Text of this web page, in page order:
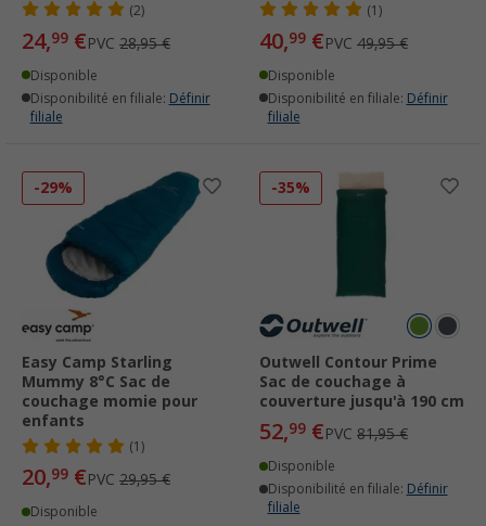
(2)
24,99 €PVC 28,95 €
Disponible
Disponibilité en filiale: Définir
filiale
(1)
40,99 €PVC 49,95 €
Disponible
Disponibilité en filiale: Définir
filiale
-29%
Easy Camp Starling
Mummy 8°C Sac de
couchage momie pour
enfants
(1)
20,99 €PVC 29,95 €
Disponible
-35%
Outwell Contour Prime
Sac de couchage à
couverture jusqu'à 190 cm
52,99 €PVC 81,95 €
Disponible
Disponibilité en filiale: Définir
filiale